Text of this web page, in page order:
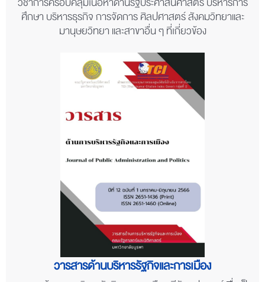
วิชาการครอบคลุมเนื้อหาด้านรัฐประศาสนศาสตร์ บริหารการ
ศึกษา บริหารธุรกิจ การจัดการ ศิลปศาสตร์ สังคมวิทยาและ
มานุษยวิทยา และสาขาอื่น ๆ ที่เกี่ยวข้อง
วารสารด้านบริหารรัฐกิจและการเมือง